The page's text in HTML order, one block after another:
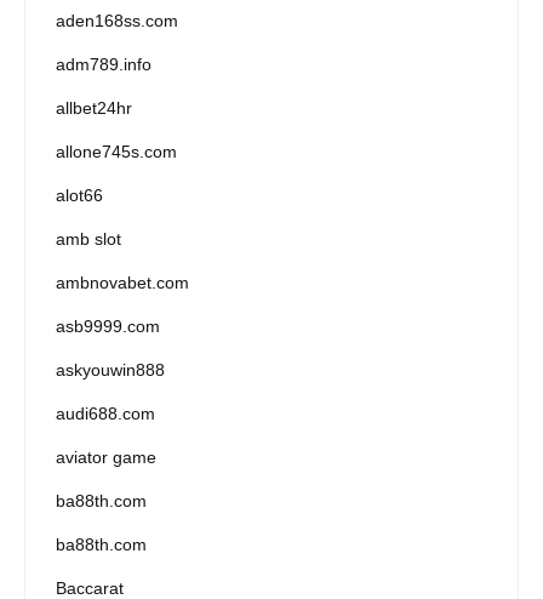
aden168ss.com
adm789.info
allbet24hr
allone745s.com
alot66
amb slot
ambnovabet.com
asb9999.com
askyouwin888
audi688.com
aviator game
ba88th.com
ba88th.com
Baccarat